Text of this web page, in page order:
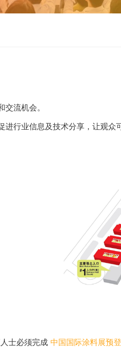
流机会。
行业信息及技术分享，让观众
士必须完成 中国国际涂料展预